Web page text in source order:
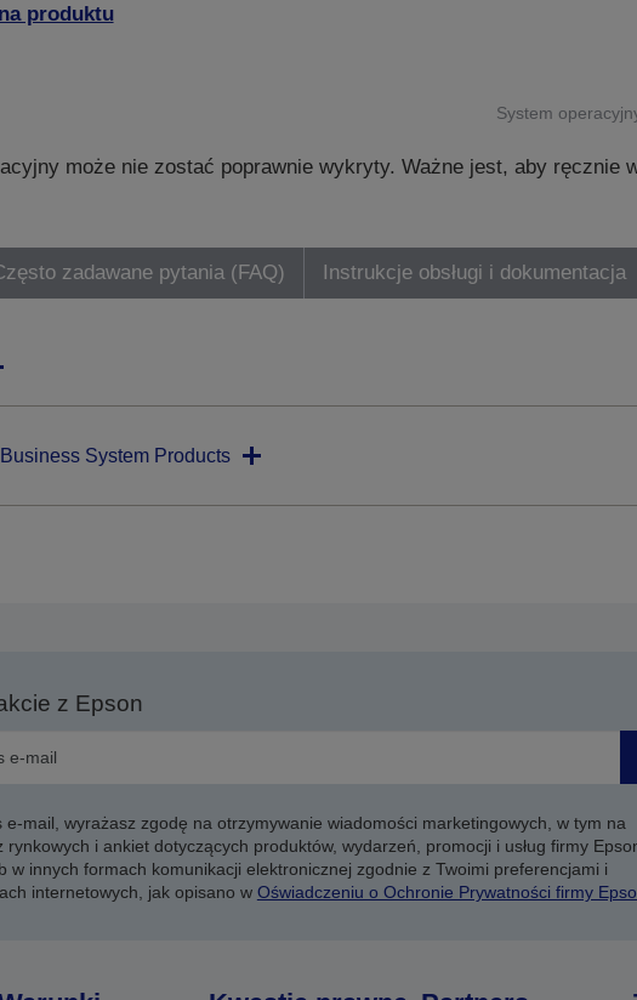
produktu
System
może nie zostać poprawnie wykryty. Ważne jest, aby ręcznie
zadawane pytania (FAQ) Instrukcje obsługi i dokumentacja
System Products
z Epson
e-mail, wyrażasz zgodę na otrzymywanie wiadomości marketingowych, w tym na
i ankiet dotyczących produktów, wydarzeń, promocji i usług firmy
w innych formach komunikacji elektronicznej zgodnie z Twoimi preferencjami i
internetowych, jak opisano w Oświadczeniu o Ochronie Prywatności firmy